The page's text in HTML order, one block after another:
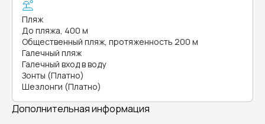
Пляж
До пляжа, 400 м
Общественный пляж, протяженность 200 м
Галечный пляж
Галечный вход в воду
Зонты (Платно)
Шезлонги (Платно)
Дополнительная информация